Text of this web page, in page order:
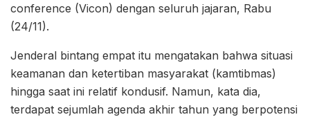
conference (Vicon) dengan seluruh jajaran, Rabu
(24/11).
Jenderal bintang empat itu mengatakan bahwa situasi
keamanan dan ketertiban masyarakat (kamtibmas)
hingga saat ini relatif kondusif. Namun, kata dia,
terdapat sejumlah agenda akhir tahun yang berpotensi